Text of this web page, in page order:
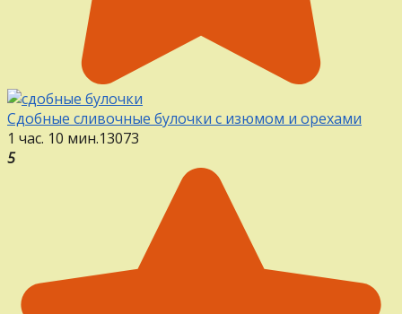
Сдобные сливочные булочки с изюмом и орехами
1 час. 10 мин.13073
5